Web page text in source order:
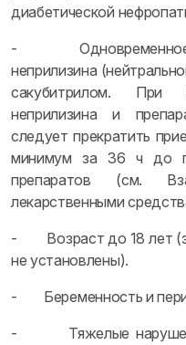
диабетической
- Одновременное
неприлизина
сакубитрилом. При
неприлизина и
следует прекратить
минимум за 36 ч до
препаратов (см.
лекарственными
- Возраст до 18 лет
не установлены).
- Беременность и
- Тяжелые